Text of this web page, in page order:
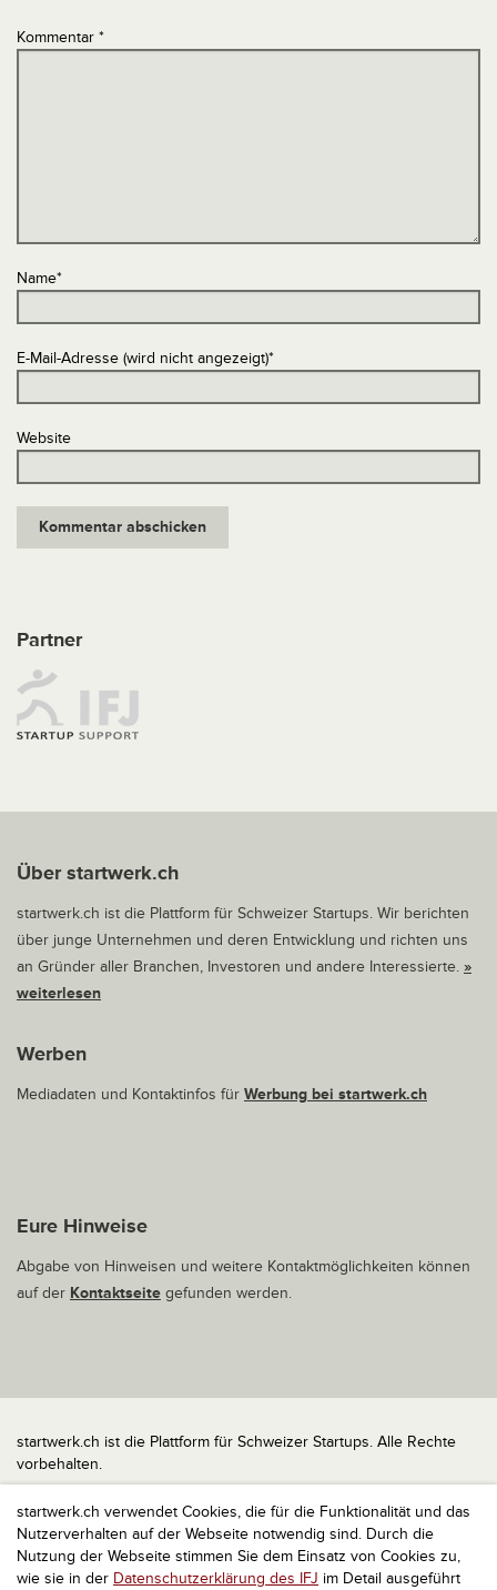
startwerk.ch verwendet Cookies, die für die Funktionalität und das
Nutzerverhalten auf der Webseite notwendig sind. Durch die
Nutzung der Webseite stimmen Sie dem Einsatz von Cookies zu,
wie sie in der Datenschutzerklärung des IFJ im Detail ausgeführt
Kommentar *
Name*
E-Mail-Adresse (wird nicht angezeigt)*
Website
Partner
Über startwerk.ch
startwerk.ch ist die Plattform für Schweizer Startups. Wir berichten
über junge Unternehmen und deren Entwicklung und richten uns
an Gründer aller Branchen, Investoren und andere Interessierte. »
weiterlesen
Werben
Mediadaten und Kontaktinfos für Werbung bei startwerk.ch
Eure Hinweise
Abgabe von Hinweisen und weitere Kontaktmöglichkeiten können
auf der Kontaktseite gefunden werden.
startwerk.ch ist die Plattform für Schweizer Startups. Alle Rechte
vorbehalten.
Impressum
Kontakt
nach oben